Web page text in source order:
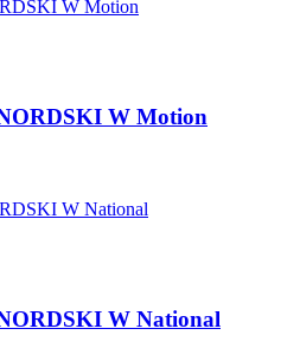
W Motion
W National